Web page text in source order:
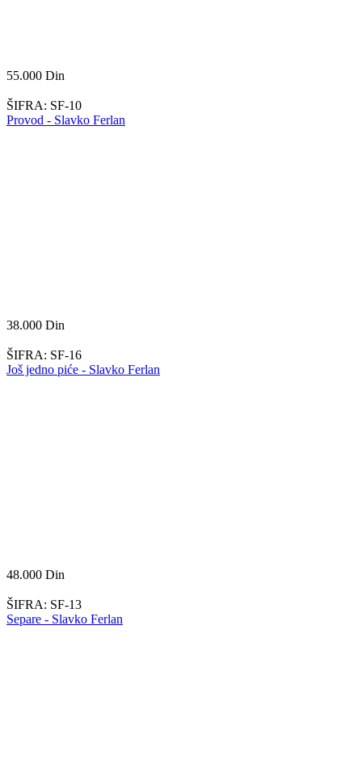
55.000 Din
ŠIFRA: SF-10
Provod - Slavko Ferlan
38.000 Din
ŠIFRA: SF-16
Još jedno piće - Slavko Ferlan
48.000 Din
ŠIFRA: SF-13
Separe - Slavko Ferlan